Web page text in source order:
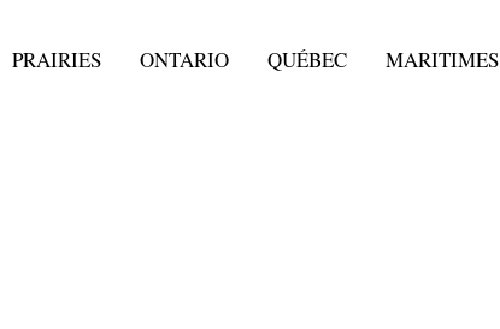
PRAIRIES ONTARIO QUÉBEC MARITIMES